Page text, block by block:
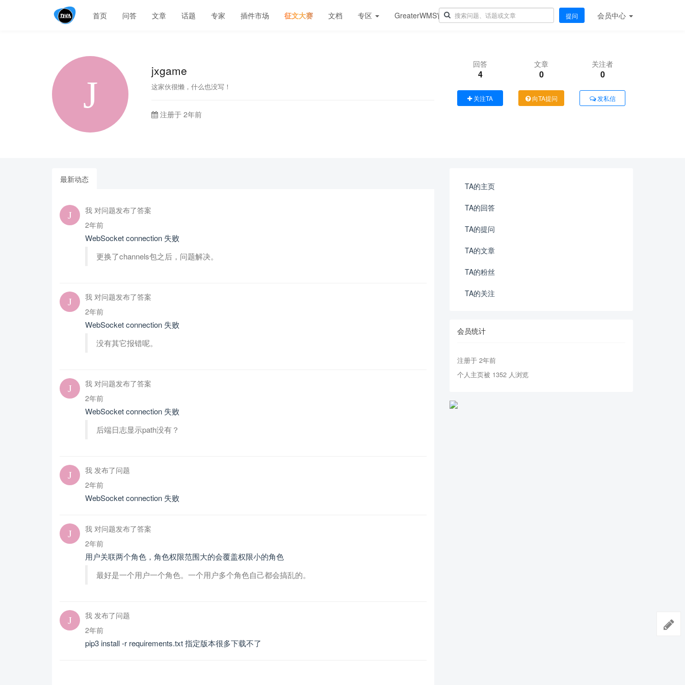
首页 问答 文章 话题 专家 插件市场 征文大赛 文档 专区 GreaterWMS官网 提问 会员中心
jxgame
这家伙很懒，什么也没写！
注册于 2年前
回答
4
文章
0
关注者
0
关注TA 向TA提问 发私信
最新动态
我 对问题发布了答案
2年前
WebSocket connection 失败
更换了channels包之后，问题解决。
我 对问题发布了答案
2年前
WebSocket connection 失败
没有其它报错呢。
我 对问题发布了答案
2年前
WebSocket connection 失败
后端日志显示path没有？
我 发布了问题
2年前
WebSocket connection 失败
我 对问题发布了答案
2年前
用户关联两个角色，角色权限范围大的会覆盖权限小的角色
最好是一个用户一个角色。一个用户多个角色自己都会搞乱的。
我 发布了问题
2年前
pip3 install -r requirements.txt 指定版本很多下载不了
TA的主页
TA的回答
TA的提问
TA的文章
TA的粉丝
TA的关注
会员统计
注册于 2年前
个人主页被 1352 人浏览